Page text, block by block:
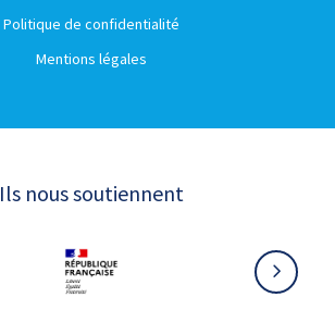
Politique de confidentialité
Mentions légales
Ils nous soutiennent